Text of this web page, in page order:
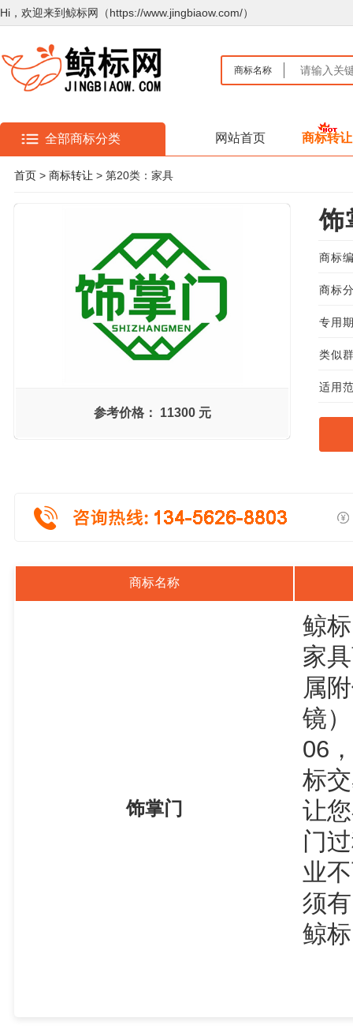
Hi，欢迎来到鲸标网（https://www.jingbiaow.com/）
商标名称
全部商标分类 网站首页 商标转让
首页 > 商标转让 > 第20类：家具
参考价格： 11300 元
饰
商标
商标
专用
类似
适用
商标名称
饰掌门
鲸
家
属
镜
06
标
让
门
业
须
鲸